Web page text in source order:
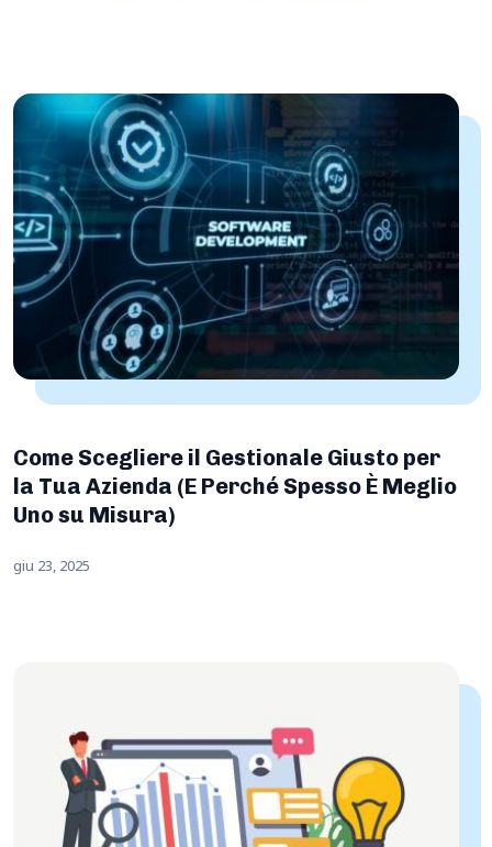
Come Scegliere il Gestionale Giusto per
la Tua Azienda (E Perché Spesso È Meglio
Uno su Misura)
giu 23, 2025